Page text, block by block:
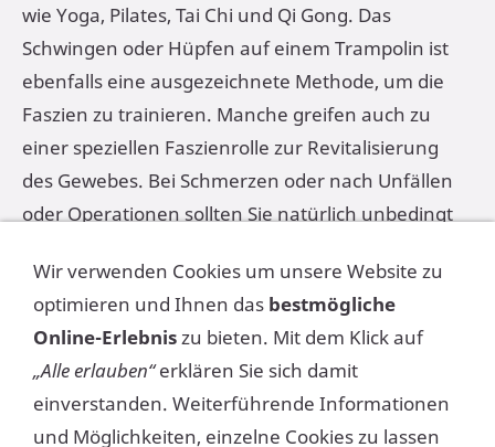
wie Yoga, Pilates, Tai Chi und Qi Gong. Das
Schwingen oder Hüpfen auf einem Trampolin ist
ebenfalls eine ausgezeichnete Methode, um die
Faszien zu trainieren. Manche greifen auch zu
einer speziellen Faszienrolle zur Revitalisierung
des Gewebes. Bei Schmerzen oder nach Unfällen
oder Operationen sollten Sie natürlich unbedingt
selber aktiv werden.
Gabriele Heuberger ist Wellness Coach und jeden
Mittwoch im WW Studio in Bockenheim
anzutreffen:Begegnungsstätte Bockenheimer
Wir verwenden Cookies um unsere Website zu
optimieren und Ihnen das bestmögliche
Online-Erlebniszu bieten. Mit dem Klick auf
„Alle erlauben“erklären Sie sich damit
einverstanden. Weiterführende Informationen
und Möglichkeiten, einzelne Cookies zu lassen